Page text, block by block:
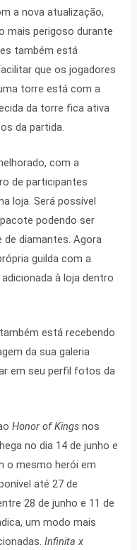
a nova atualização,
mais perigoso durante
também está
que os jogadores
torre está com a
da torre fica ativa
da partida.
com a
de participantes
loja. Será possível
podendo ser
de diamantes. Agora
guilda com a
à loja dentro
também está recebendo
da sua galeria
em seu perfil fotos da
Honor of Kings nos
no dia 14 de junho e
o mesmo herói em
até 27 de
28 de junho e 11 de
um modo mais
Infinita x